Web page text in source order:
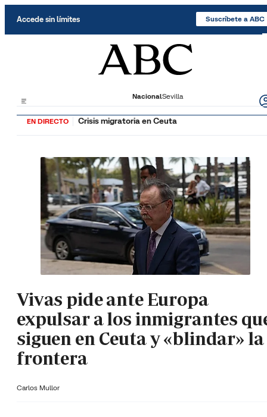
Accede sin límites Suscríbete a ABC
NacionalSevilla
EN DIRECTO Crisis migratoria en Ceuta
Vivas pide ante Europa
expulsar a los inmigrantes
siguen en Ceuta y «blindar» la
frontera
Carlos Mullor